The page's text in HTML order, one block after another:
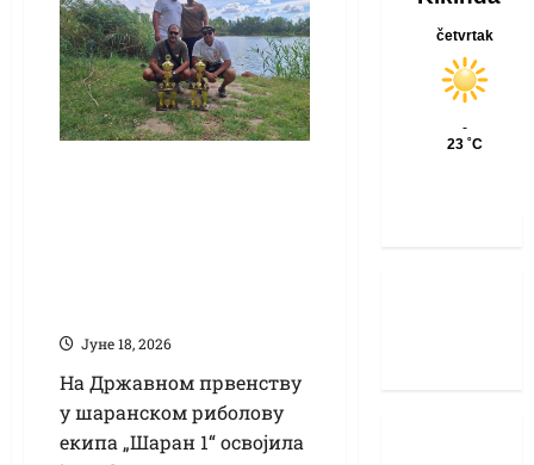
Јуне 18, 2026
На Државном првенству
у шаранском риболову
екипа „Шаран 1“ освојила